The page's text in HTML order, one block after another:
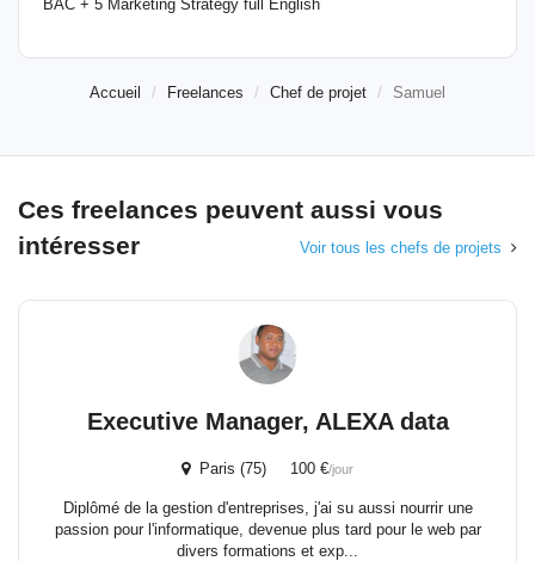
BAC + 5 Marketing Strategy full English
Accueil Freelances Chef de projet Samuel
Ces freelances peuvent aussi vous
intéresser
Voir tous les chefs de projets
Executive Manager, ALEXA data
Paris (75) 100 €/jour
Diplômé de la gestion d'entreprises, j'ai su aussi nourrir une
passion pour l'informatique, devenue plus tard pour le web par
divers formations et exp...